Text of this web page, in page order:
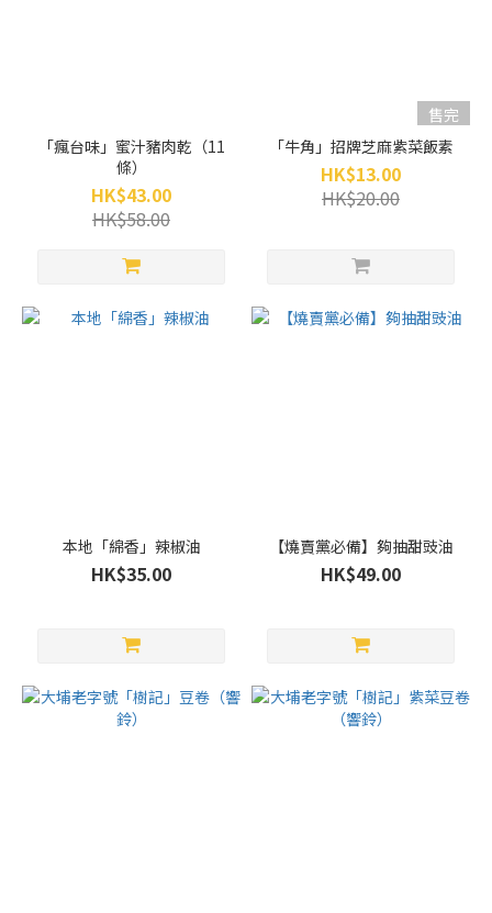
「瘋台味」蜜汁豬肉乾（11
條）
HK$43.00
HK$58.00
售完
「牛角」招牌芝麻紫菜飯素
HK$13.00
HK$20.00
本地「綿香」辣椒油
HK$35.00
【燒賣黨必備】夠抽甜豉油
HK$49.00